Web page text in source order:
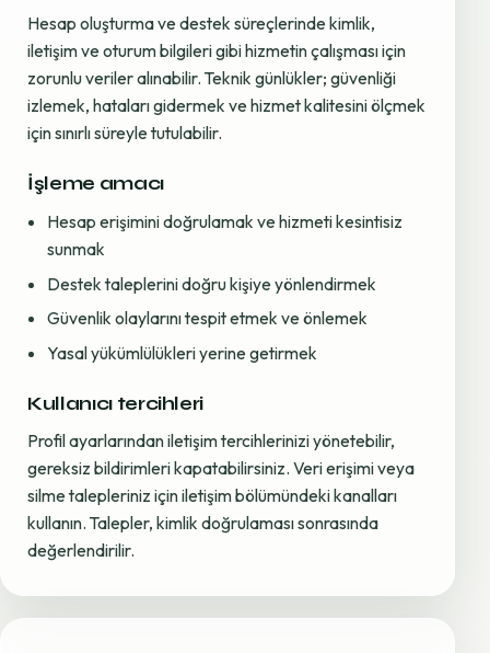
Hesap oluşturma ve destek süreçlerinde kimlik,
iletişim ve oturum bilgileri gibi hizmetin çalışması için
zorunlu veriler alınabilir. Teknik günlükler; güvenliği
izlemek, hataları gidermek ve hizmet kalitesini ölçmek
için sınırlı süreyle tutulabilir.
İşleme amacı
Hesap erişimini doğrulamak ve hizmeti kesintisiz
sunmak
Destek taleplerini doğru kişiye yönlendirmek
Güvenlik olaylarını tespit etmek ve önlemek
Yasal yükümlülükleri yerine getirmek
Kullanıcı tercihleri
Profil ayarlarından iletişim tercihlerinizi yönetebilir,
gereksiz bildirimleri kapatabilirsiniz. Veri erişimi veya
silme talepleriniz için iletişim bölümündeki kanalları
kullanın. Talepler, kimlik doğrulaması sonrasında
değerlendirilir.